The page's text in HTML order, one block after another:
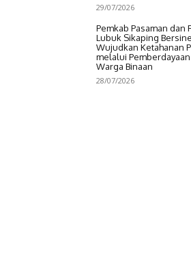
29/07/2026
Pemkab Pasaman dan
Lubuk Sikaping
Wujudkan Ketahanan
melalui Pemberdayaan
Warga Binaan
28/07/2026